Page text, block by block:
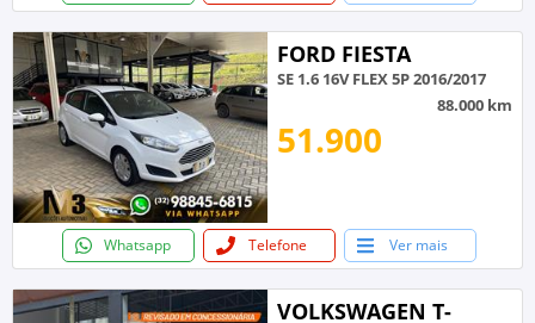
FORD FIESTA
SE 1.6 16V FLEX 5P 2016/2017
88.000 km
51.900
Whatsapp Telefone Ver mais
VOLKSWAGEN T-